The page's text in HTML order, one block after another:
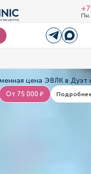
цена ЭВЛК в Дуэт
От 75 000 ₽